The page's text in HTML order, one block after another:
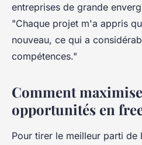
entreprises de grande
"Chaque projet m'a appris
nouveau, ce qui a
compétences."
Comment
opportunités en
Pour tirer le meilleur parti de